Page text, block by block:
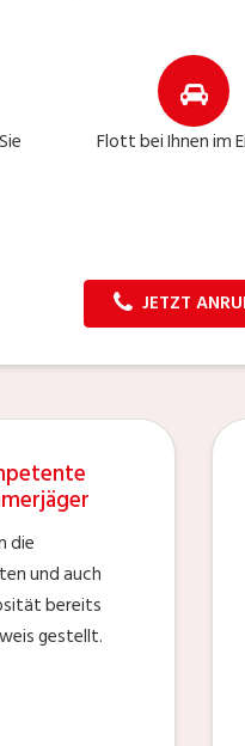
Flott bei Ihnen im
JETZT
die
und auch
bereits
gestellt.